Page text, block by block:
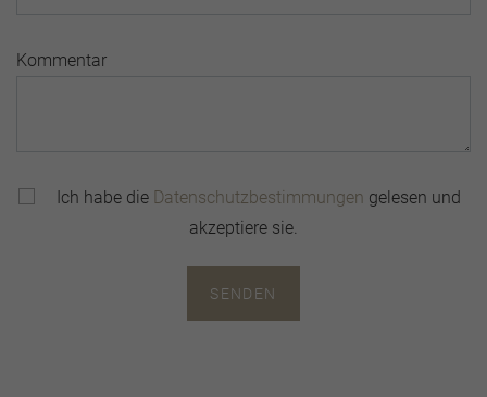
Kommentar
Ich habe die Datenschutzbestimmungen gelesen und
akzeptiere sie.
SENDEN